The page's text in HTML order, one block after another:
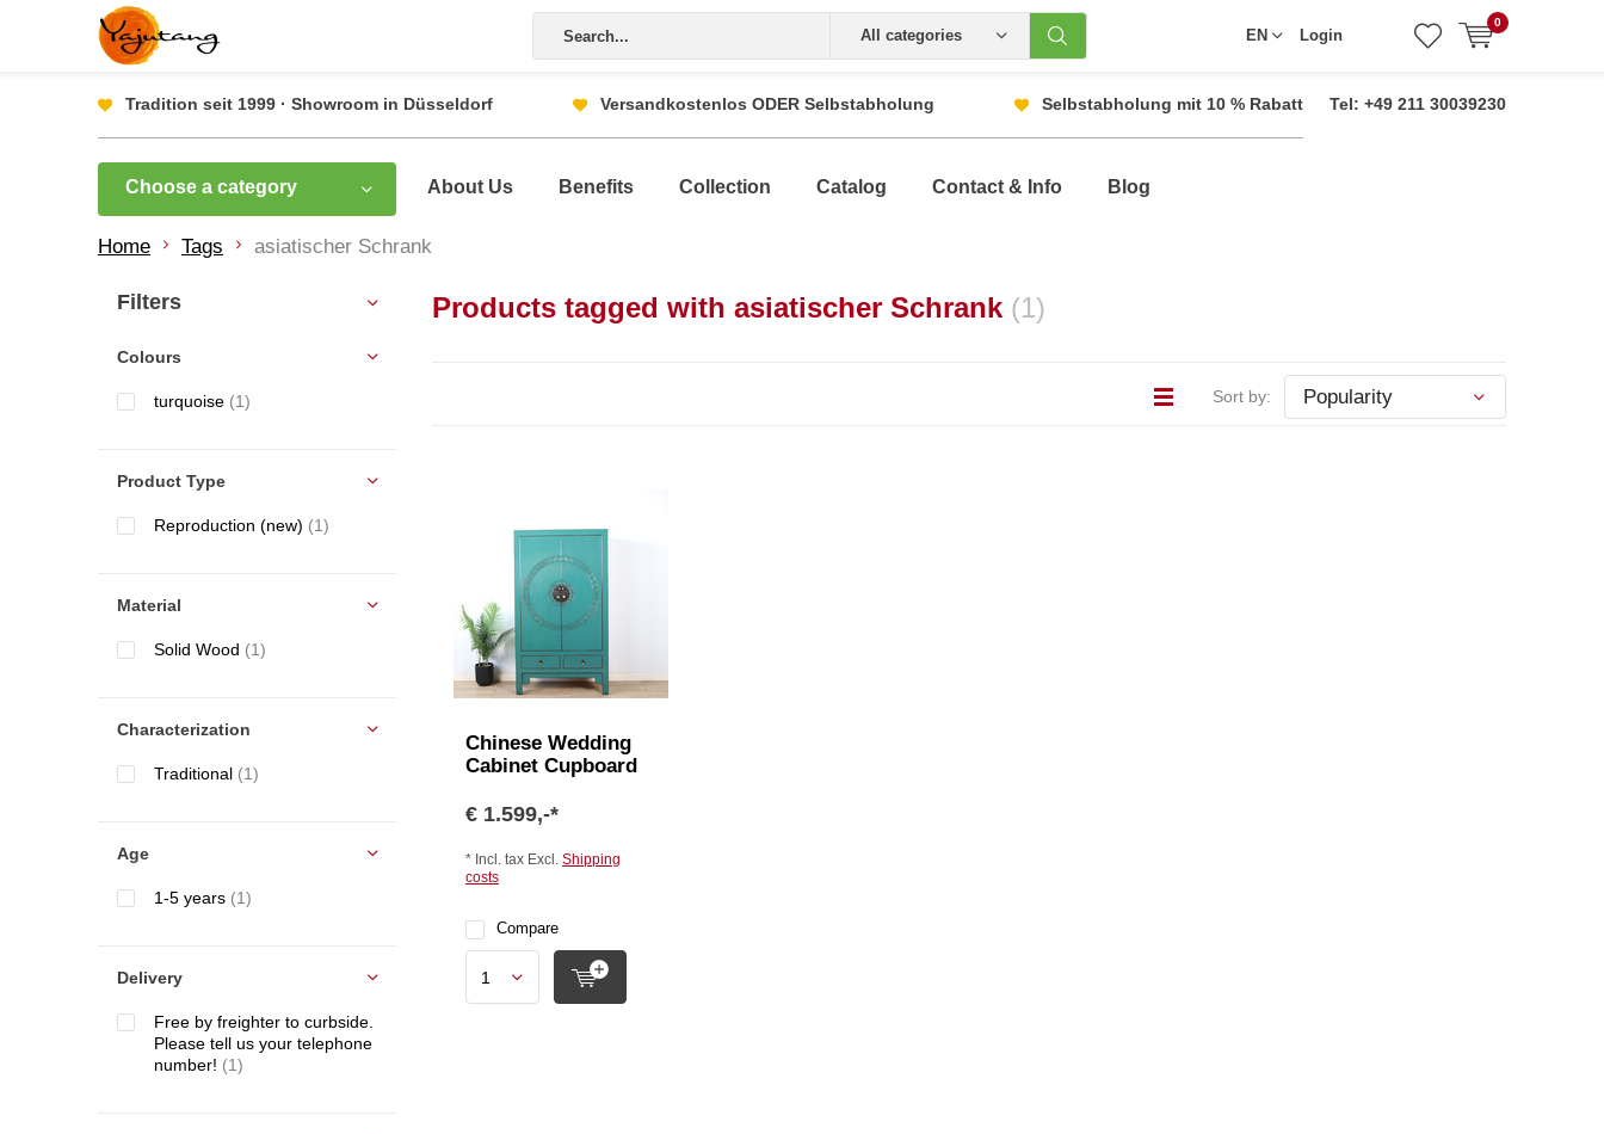
All categories EN Login
0
Tradition seit 1999 · Showroom in Düsseldorf Versandkostenlos ODER Selbstabholung Selbstabholung mit 10 % Rabatt Tel: +49 211 30039230
Choose a category About Us Benefits Collection Catalog Contact & Info Blog
Home Tags asiatischer Schrank
Products tagged with asiatischer Schrank (1)
Sort by:
Chinese Wedding
Cabinet Cupboard
€ 1.599,-*
* Incl. tax Excl. Shipping
costs
Compare
Filters
Colours
turquoise (1)
Product Type
Reproduction (new) (1)
Material
Solid Wood (1)
Characterization
Traditional (1)
Age
1-5 years (1)
Delivery
Free by freighter to curbside.
Please tell us your telephone
number! (1)